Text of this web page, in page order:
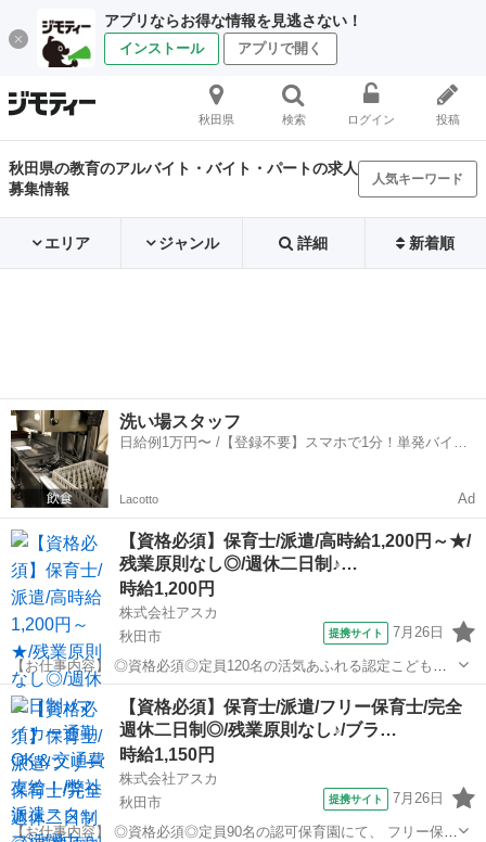
アプリならお得な情報を見逃さない！
インストール アプリで開く
秋田県 検索 ログイン 投稿
秋田県の教育のアルバイト・バイト・パートの求人
募集情報
人気キーワード
エリア ジャンル 詳細 新着順
洗い場スタッフ
日給例1万円〜 /【登録不要】スマホで1分！単発バイト
Lacotto Ad
【資格必須】保育士/派遣/高時給1,200円～★/
残業原則なし◎/週休二日制♪…
時給1,200円
株式会社アスカ
秋田市
提携サイト 7月26日
【お仕事内容】 ◎資格必須◎定員120名の活気あふれる認定こども園
◎ 子どもたちの笑顔に囲まれながら、 楽しくお仕事ができる環境です
☆彡 弊社派遣スタッフも活躍中の職場です！ お仕事内容は、 ● 各ク
ラスでの活動補助や見守...
秋田 秋田市 保育士
【資格必須】保育士/派遣/フリー保育士/完全
週休二日制◎/残業原則なし♪/ブラ…
時給1,150円
株式会社アスカ
秋田市
提携サイト 7月26日
【お仕事内容】 ◎資格必須◎定員90名の認可保育園にて、 フリー保育